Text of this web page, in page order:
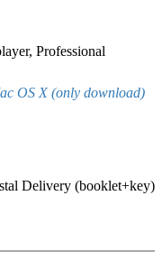
, Professional
OS X (only download)
Delivery (booklet+key)